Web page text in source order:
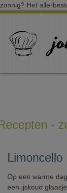
zonnig? Het
-
Limoncello
Op een warme
een ijskoud